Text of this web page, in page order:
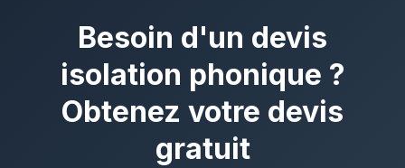
Besoin d'un devis
isolation phonique ?
Obtenez votre devis
gratuit